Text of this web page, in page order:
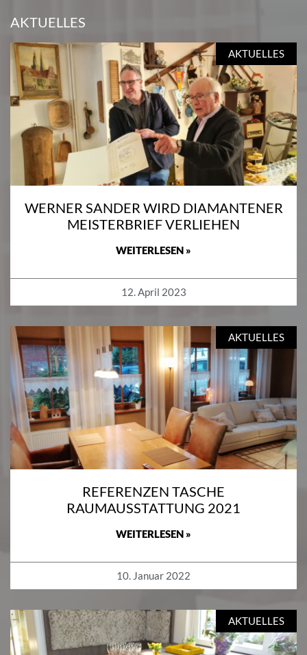
AKTUELLES
AKTUELLES
WERNER SANDER WIRD DIAMANTENER
MEISTERBRIEF VERLIEHEN
WEITERLESEN »
12. April 2023
AKTUELLES
REFERENZEN TASCHE
RAUMAUSSTATTUNG 2021
WEITERLESEN »
10. Januar 2022
AKTUELLES